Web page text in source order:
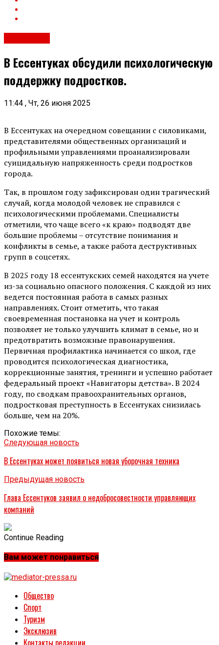
В Ессентуках обсудили психологическую
поддержку подростков.
11:44 , Чт, 26 июня 2025
В Ессентуках на очередном совещании с силовиками,
представителями общественных организаций и
профильными управлениями проанализировали
суицидальную напряженность среди подростков
города.
Так, в прошлом году зафиксирован один трагический
случай, когда молодой человек не справился с
психологическими проблемами. Специалисты
отметили, что чаще всего «к краю» подводят две
большие проблемы – отсутствие понимания и
конфликты в семье, а также работа деструктивных
групп в соцсетях.
В 2025 году 18 ессентукских семей находятся на учете
из-за социально опасного положения. С каждой из них
ведется постоянная работа в самых разных
направлениях. Стоит отметить, что такая
своевременная постановка на учет и контроль
позволяет не только улучшить климат в семье, но и
предотвратить возможные правонарушения.
Первичная профилактика начинается со школ, где
проводится психологическая диагностика,
коррекционные занятия, тренинги и успешно работает
федеральный проект «Навигаторы детства». В 2024
году, по сводкам правоохранительных органов,
подростковая преступность в Ессентуках снизилась
больше, чем на 20%.
Похожие темы:
Следующая новость
В Ессентуках может появиться новая уборочная техника
Предыдущая новость
Глава Ессентуков заявил о недобросовестности управляющих
компаний
Continue Reading
Вам может понравиться
Общество
Спорт
Туризм
Эксклюзив
Контакты редакции